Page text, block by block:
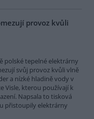
provoz kvůli
polské tepelné elektrárny
svůj provoz kvůli vlně
a nízké hladině vody v
Visle, kterou používají k
Napsala to tisková
přistoupily elektrárny